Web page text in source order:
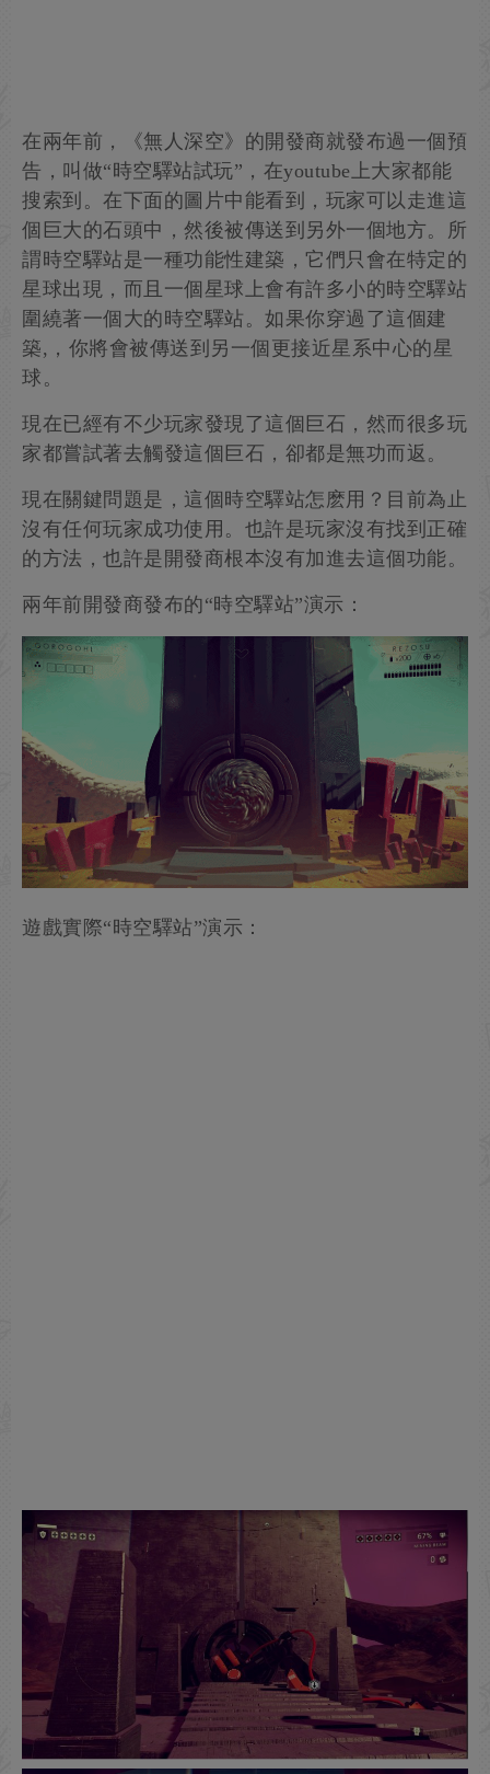
在兩年前，《無人深空》的開發商就發布過一個預
告，叫做“時空驛站試玩”，在youtube上大家都能
搜索到。在下面的圖片中能看到，玩家可以走進這
個巨大的石頭中，然後被傳送到另外一個地方。所
謂時空驛站是一種功能性建築，它們只會在特定的
星球出現，而且一個星球上會有許多小的時空驛站
圍繞著一個大的時空驛站。如果你穿過了這個建
築,，你將會被傳送到另一個更接近星系中心的星
球。
現在已經有不少玩家發現了這個巨石，然而很多玩
家都嘗試著去觸發這個巨石，卻都是無功而返。
現在關鍵問題是，這個時空驛站怎麽用？目前為止
沒有任何玩家成功使用。也許是玩家沒有找到正確
的方法，也許是開發商根本沒有加進去這個功能。
兩年前開發商發布的“時空驛站”演示：
遊戲實際“時空驛站”演示：